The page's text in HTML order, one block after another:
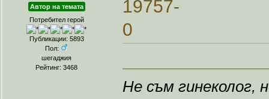
Автор на темата
Потребител герой
Публикации: 5893
Пол:
шегаджия
Рейтинг: 3468
Не съм гинеколог,